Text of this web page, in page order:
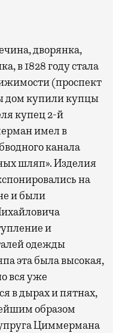
дворянка,
в 1828 году стала
(проспект
дом купили купцы
купец 2-й
имел в
канала
шляп». Изделия
на
и были
и
одежды
эта была высокая,
вся уже
в дырах и пятнах,
образом
Циммермана